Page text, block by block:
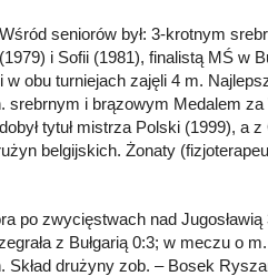
Wśród seniorów był: 3-krotnym
(1979) i Sofii (1981), finalistą MŚ w
w obu turniejach zajęli 4 m.
i brązowym Medalem
tytuł mistrza Polski (1999), a
belgijskich. Żonaty
po zwycięstwach nad
z Bułgarią 0:3; w meczu o
drużyny zob. – Bosek